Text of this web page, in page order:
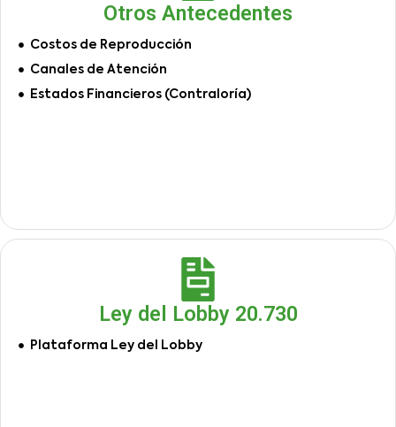
Otros Antecedentes
Costos de Reproducción
Canales de Atención
Estados Financieros (Contraloría)
Ley del Lobby 20.730
Plataforma Ley del Lobby